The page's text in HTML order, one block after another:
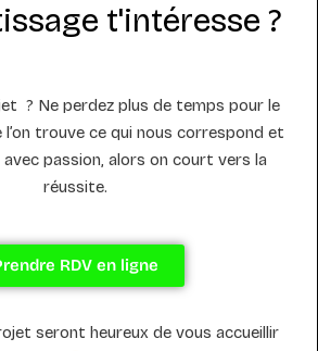
t'intéresse ?
? Ne perdez plus de temps pour le
trouve ce qui nous correspond et
passion, alors on court vers la
réussite.
RDV en ligne
seront heureux de vous accueillir